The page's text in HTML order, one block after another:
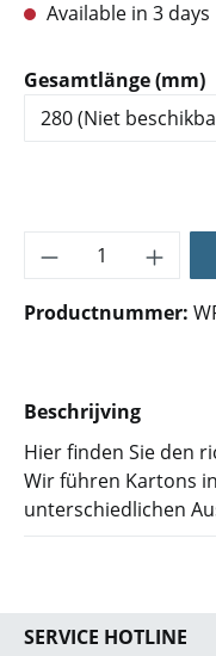
Available in 3 days
Selecteer
Gesamtlänge (mm)
Productnummer:
Beschrijving
Hier finden Sie den
Wir führen Kartons
unterschiedlichen
SERVICE HOTLINE